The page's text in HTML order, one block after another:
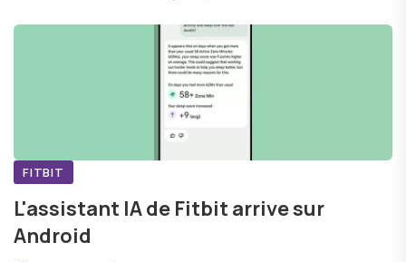
FITBIT
L'assistant IA de Fitbit arrive sur
Android